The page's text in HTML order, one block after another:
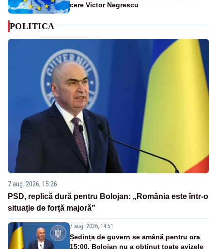
cere Victor Negrescu
POLITICA
7 aug. 2026, 15:26
PSD, replică dură pentru Bolojan: „România este într-o
situație de forță majoră”
7 aug. 2026, 14:51
Ședința de guvern se amână pentru ora
15:00. Bolojan nu a obținut toate avizele